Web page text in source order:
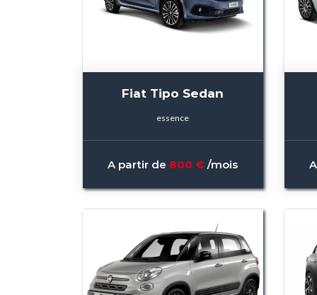
Fiat Tipo Sedan
essence
A partir de 800 € /mois